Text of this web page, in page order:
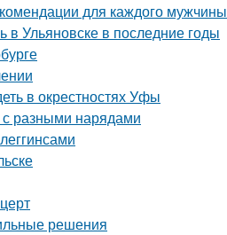
для каждого мужчины
в Ульяновске в последние годы
в окрестностях Уфы
с разными нарядами
решения